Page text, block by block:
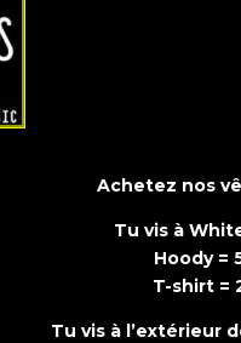
Achetez nos
Tu vis à
Hoody =
T-shirt =
Tu vis à l’extérieur